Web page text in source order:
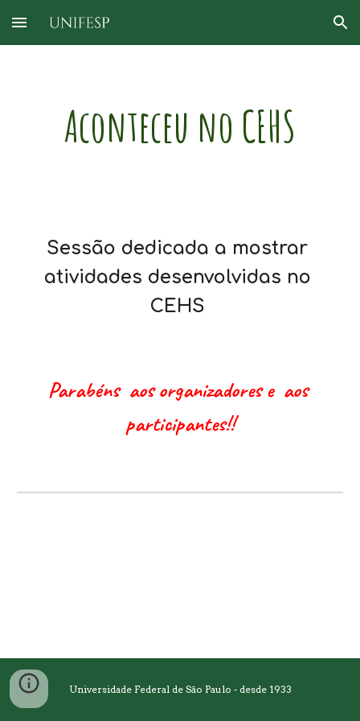
Skip to main content Skip to navigation
Aconteceu no CEHS
Sessão dedicada a mostrar
atividades desenvolvidas no
CEHS
Parabéns  aos organizadores e  aos
participantes!!
Universidade Federal de São Paulo - desde 1933